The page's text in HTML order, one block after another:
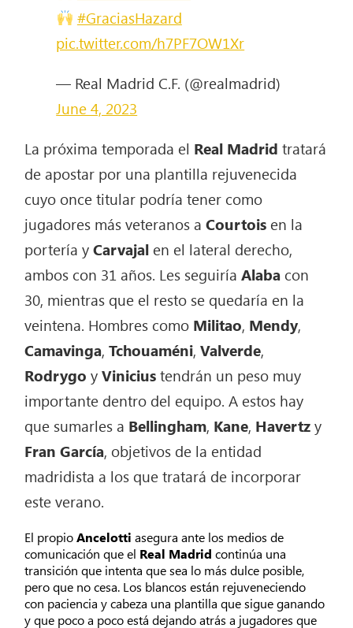
#GraciasHazard
pic.twitter.com/h7PF7OW1Xr
— Real Madrid C.F. (@realmadrid)
June 4, 2023
La próxima temporada el Real Madrid tratará
de apostar por una plantilla rejuvenecida
cuyo once titular podría tener como
jugadores más veteranos aCourtois en la
portería yCarvajal en el lateral derecho,
ambos con 31 años. Les seguiríaAlaba con
30, mientras que el resto se quedaría en la
veintena. Hombres como Militao, Mendy,
Camavinga,Tchouaméni,Valverde,
Rodrygo yViniciustendrán un peso muy
importante dentro del equipo. A estos hay
que sumarles a Bellingham, Kane, Havertzy
Fran García, objetivos de la entidad
madridista a los que tratará de incorporar
este verano.
El propioAncelotti asegura ante los medios de
comunicación que el Real Madrid continúa una
transición que intenta que sea lo más dulce posible,
pero que no cesa. Los blancos están rejuveneciendo
con paciencia y cabeza una plantilla que sigue ganando
y que poco a poco está dejando atrás a jugadores que